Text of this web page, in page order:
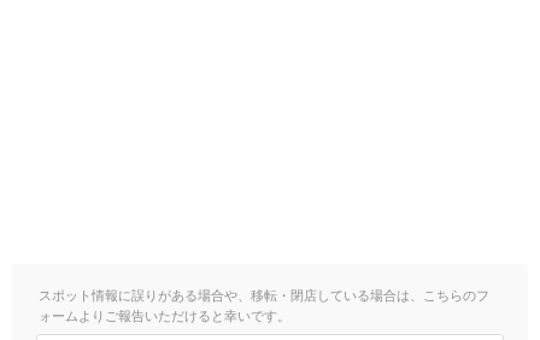
スポット情報に誤りがある場合や、移転・閉店している場合は、こちらのフ
ォームよりご報告いただけると幸いです。